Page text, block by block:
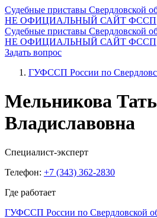
Судебные приставы Свердловской
НЕ ОФИЦИАЛЬНЫЙ САЙТ ФССП
Судебные приставы Свердловской
НЕ ОФИЦИАЛЬНЫЙ САЙТ ФССП
Задать вопрос
ГУФССП России по
Мельникова
Владиславовна
Специалист-эксперт
Телефон: +7 (343) 362-2830
Где работает
ГУФССП России по Свердловской